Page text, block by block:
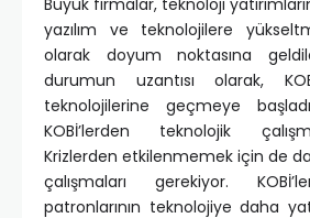
yazılım ve teknolojilere
olarak doyum noktasına
durumun uzantısı olarak,
teknolojilerine geçmeye
KOBİ’lerden teknolojik
Krizlerden etkilenmemek için de
çalışmaları gerekiyor.
patronlarının teknolojiye daha